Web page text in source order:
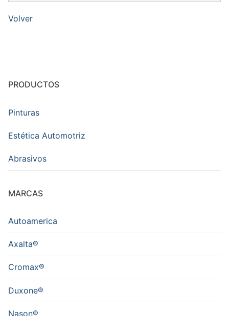
Volver
PRODUCTOS
Pinturas
Estética Automotriz
Abrasivos
MARCAS
Autoamerica
Axalta®
Cromax®
Duxone®
Nason®